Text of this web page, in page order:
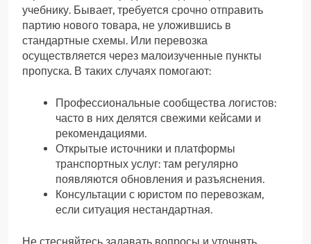
учебнику. Бывает, требуется срочно отправить
партию нового товара, не уложившись в
стандартные схемы. Или перевозка
осуществляется через малоизученные пункты
пропуска. В таких случаях помогают:
Профессиональные сообщества логистов:
часто в них делятся свежими кейсами и
рекомендациями.
Открытые источники и платформы
транспортных услуг: там регулярно
появляются обновления и разъяснения.
Консультации с юристом по перевозкам,
если ситуация нестандартная.
Не стесняйтесь задавать вопросы и уточнять